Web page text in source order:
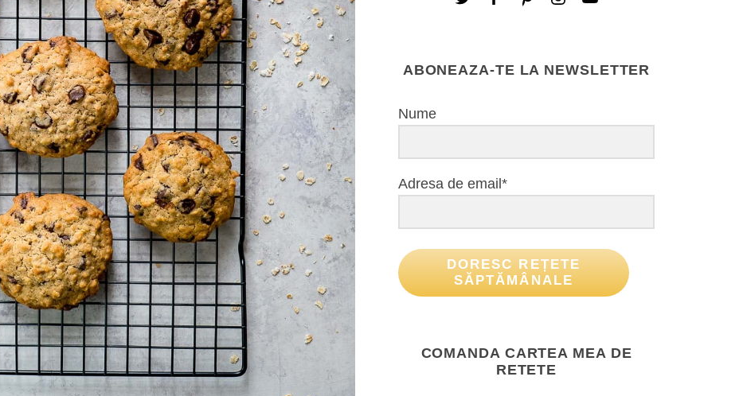
ABONEAZA-TE LA NEWSLETTER
Nume
Adresa de email*
DORESC REȚETE
SĂPTĂMÂNALE
COMANDA CARTEA MEA DE
RETETE